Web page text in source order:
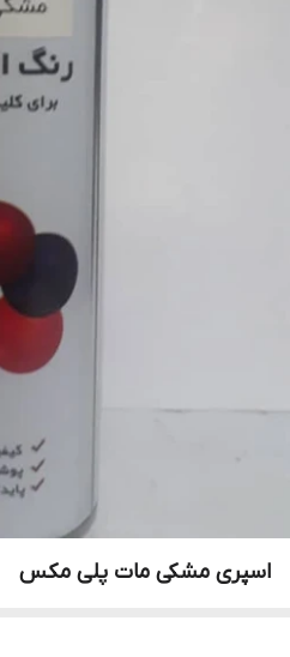
اسپری مشکی مات پلی مکس